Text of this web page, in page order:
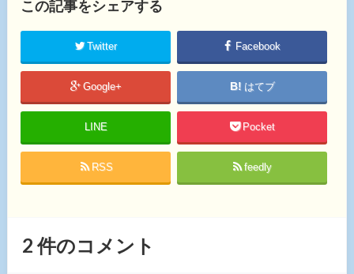
この記事をシェアする
Twitter Facebook
Google+ はてブ
LINE Pocket
RSS feedly
2件のコメント